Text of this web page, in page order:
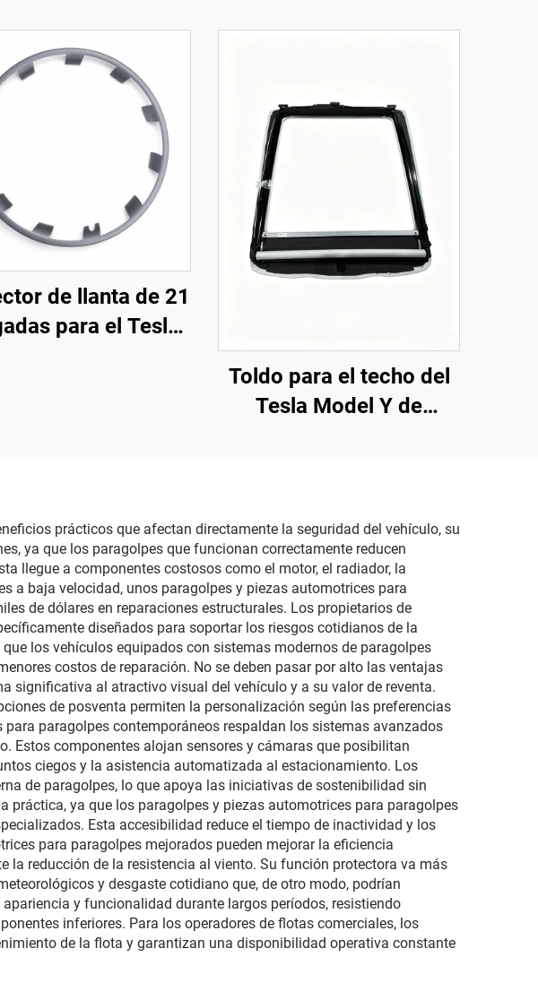
de llanta de 21
para el Tesla
Toldo para el techo del
Tesla Model Y de
antideslumbramiento
prácticos que afectan directamente la seguridad del vehículo, su
ya que los paragolpes que funcionan correctamente reducen
llegue a componentes costosos como el motor, el radiador, la
a baja velocidad, unos paragolpes y piezas automotrices para
de dólares en reparaciones estructurales. Los propietarios de
diseñados para soportar los riesgos cotidianos de la
los vehículos equipados con sistemas modernos de paragolpes
costos de reparación. No se deben pasar por alto las ventajas
significativa al atractivo visual del vehículo y a su valor de reventa.
de posventa permiten la personalización según las preferencias
paragolpes contemporáneos respaldan los sistemas avanzados
Estos componentes alojan sensores y cámaras que posibilitan
ciegos y la asistencia automatizada al estacionamiento. Los
de paragolpes, lo que apoya las iniciativas de sostenibilidad sin
ya que los paragolpes y piezas automotrices para paragolpes
Esta accesibilidad reduce el tiempo de inactividad y los
para paragolpes mejorados pueden mejorar la eficiencia
reducción de la resistencia al viento. Su función protectora va más
y desgaste cotidiano que, de otro modo, podrían
y funcionalidad durante largos períodos, resistiendo
inferiores. Para los operadores de flotas comerciales, los
de la flota y garantizan una disponibilidad operativa constante